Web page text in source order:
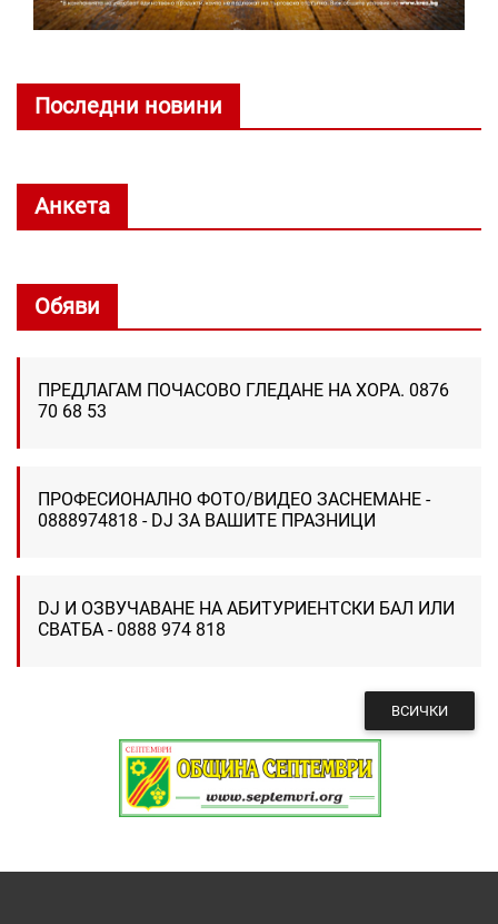
Последни новини
Анкета
Обяви
ПРЕДЛАГАМ ПОЧАСОВО ГЛЕДАНЕ НА ХОРА. 0876
70 68 53
ПРОФЕСИОНАЛНО ФОТО/ВИДЕО ЗАСНЕМАНЕ -
0888974818 - DJ ЗА ВАШИТЕ ПРАЗНИЦИ
DJ И ОЗВУЧАВАНЕ НА АБИТУРИЕНТСКИ БАЛ ИЛИ
СВАТБА - 0888 974 818
ВСИЧКИ